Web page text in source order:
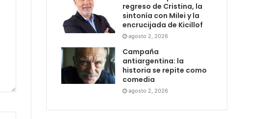
regreso de Cristina, la
sintonía con Milei y la
encrucijada de Kicillof
agosto 2, 2026
Campaña
antiargentina: la
historia se repite como
comedia
agosto 2, 2026